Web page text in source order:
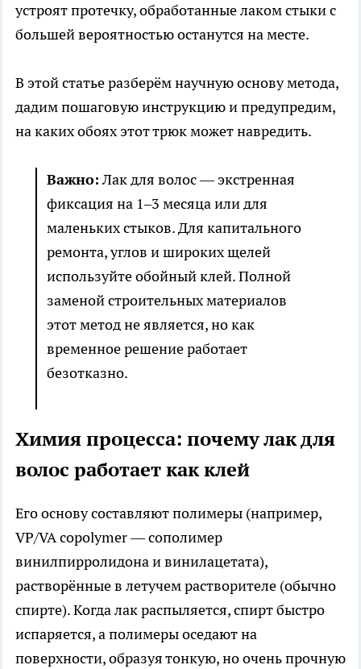
устроят протечку, обработанные лаком стыки с
большей вероятностью останутся на месте.
В этой статье разберём научную основу метода,
дадим пошаговую инструкцию и предупредим,
на каких обоях этот трюк может навредить.
Важно:Лак для волос — экстренная
фиксация на 1–3 месяца или для
маленьких стыков. Для капитального
ремонта, углов и широких щелей
используйте обойный клей. Полной
заменой строительных материалов
этот метод не является, но как
временное решение работает
безотказно.
Химия процесса: почему лак для
волос работает как клей
Его основу составляют полимеры (например,
VP/VA copolymer — сополимер
винилпирролидона и винилацетата),
растворённые в летучем растворителе (обычно
спирте). Когда лак распыляется, спирт быстро
испаряется, а полимеры оседают на
поверхности, образуя тонкую, но очень прочную